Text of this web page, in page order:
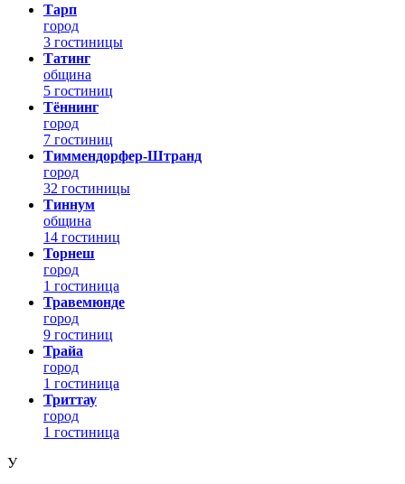
Тарп
город
3 гостиницы
Татинг
община
5 гостиниц
Тённинг
город
7 гостиниц
Тиммендорфер-Штранд
город
32 гостиницы
Тиннум
община
14 гостиниц
Торнеш
город
1 гостиница
Травемюнде
город
9 гостиниц
Трайа
город
1 гостиница
Триттау
город
1 гостиница
У